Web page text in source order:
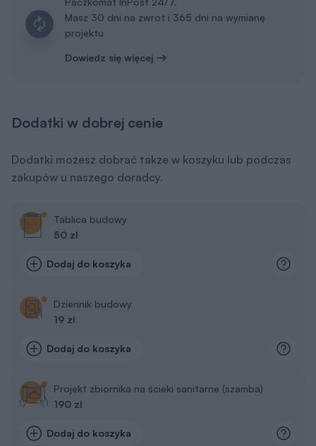
Masz 30 dni na zwrot i 365 dni na wymianę
projektu
Dowiedz się więcej
Dodatki w dobrej cenie
Dodatki możesz dobrać także w koszyku lub podczas
zakupów u naszego doradcy.
Tablica budowy
50 zł
Dodaj do koszyka
Dziennik budowy
19 zł
Dodaj do koszyka
Projekt zbiornika na ścieki sanitarne (szamba)
190 zł
Dodaj do koszyka